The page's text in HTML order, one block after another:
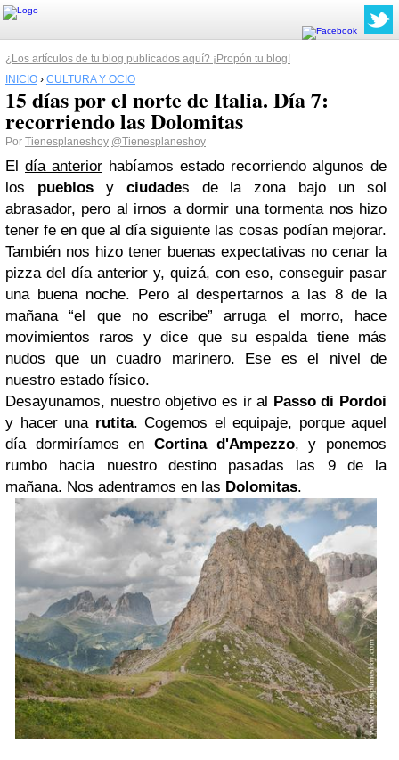
¿Los artículos de tu blog publicados aquí? ¡Propón tu blog!
INICIO › CULTURA Y OCIO
15 días por el norte de Italia. Día 7:
recorriendo las Dolomitas
Por Tienesplaneshoy @Tienesplaneshoy
El día anterior habíamos estado recorriendo algunos de
los pueblosy ciudades de la zona bajo un sol
abrasador, pero al irnos a dormir una tormenta nos hizo
tener fe en que al día siguiente las cosas podían mejorar.
También nos hizo tener buenas expectativas no cenar la
pizza del día anterior y, quizá, con eso, conseguir pasar
una buena noche. Pero al despertarnos a las 8 de la
mañana “el que no escribe” arruga el morro, hace
movimientos raros y dice que su espalda tiene más
nudos que un cuadro marinero. Ese es el nivel de
nuestro estado físico.
Desayunamos, nuestro objetivo es ir al Passo di Pordoi
y hacer una rutita. Cogemos el equipaje, porque aquel
día dormiríamos en Cortina d'Ampezzo, y ponemos
rumbo hacia nuestro destino pasadas las 9 de la
mañana. Nos adentramos en las Dolomitas.